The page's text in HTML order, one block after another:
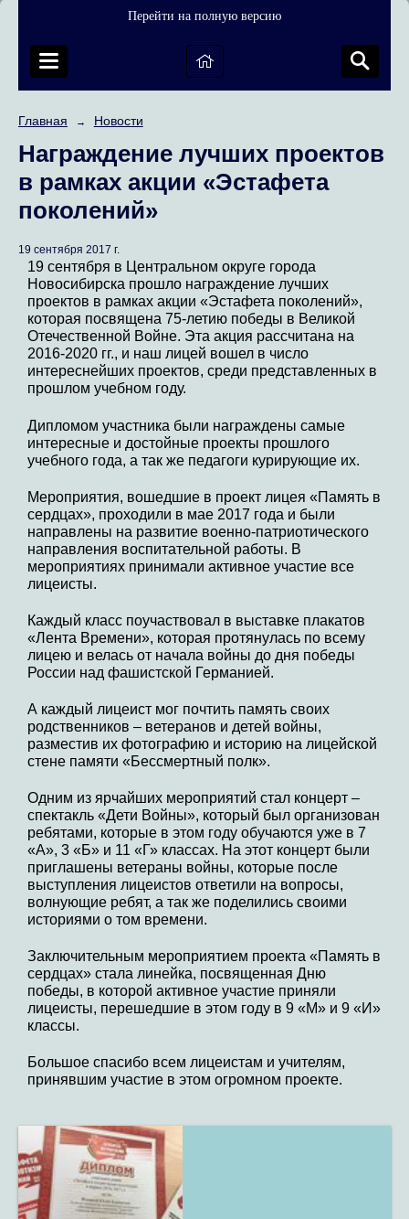
Перейти на полную версию
Главная → Новости
Награждение лучших проектов
в рамках акции «Эстафета
поколений»
19 сентября 2017 г.
19 сентября в Центральном округе города
Новосибирска прошло награждение лучших
проектов в рамках акции «Эстафета поколений»,
которая посвящена 75-летию победы в Великой
Отечественной Войне. Эта акция рассчитана на
2016-2020 гг., и наш лицей вошел в число
интереснейших проектов, среди представленных в
прошлом учебном году.
Дипломом участника были награждены самые
интересные и достойные проекты прошлого
учебного года, а так же педагоги курирующие их.
Мероприятия, вошедшие в проект лицея «Память в
сердцах», проходили в мае 2017 года и были
направлены на развитие военно-патриотического
направления воспитательной работы. В
мероприятиях принимали активное участие все
лицеисты.
Каждый класс поучаствовал в выставке плакатов
«Лента Времени», которая протянулась по всему
лицею и велась от начала войны до дня победы
России над фашистской Германией.
А каждый лицеист мог почтить память своих
родственников – ветеранов и детей войны,
разместив их фотографию и историю на лицейской
стене памяти «Бессмертный полк».
Одним из ярчайших мероприятий стал концерт –
спектакль «Дети Войны», который был организован
ребятами, которые в этом году обучаются уже в 7
«А», 3 «Б» и 11 «Г» классах. На этот концерт были
приглашены ветераны войны, которые после
выступления лицеистов ответили на вопросы,
волнующие ребят, а так же поделились своими
историями о том времени.
Заключительным мероприятием проекта «Память в
сердцах» стала линейка, посвященная Дню
победы, в которой активное участие приняли
лицеисты, перешедшие в этом году в 9 «М» и 9 «И»
классы.
Большое спасибо всем лицеистам и учителям,
принявшим участие в этом огромном проекте.